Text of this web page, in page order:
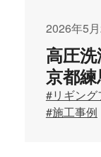
2026年5
高圧
京都
#リギング
#施工事例